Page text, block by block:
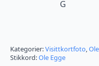
G
Kategorier:Visittkortfoto
Stikkord:Ole Egge